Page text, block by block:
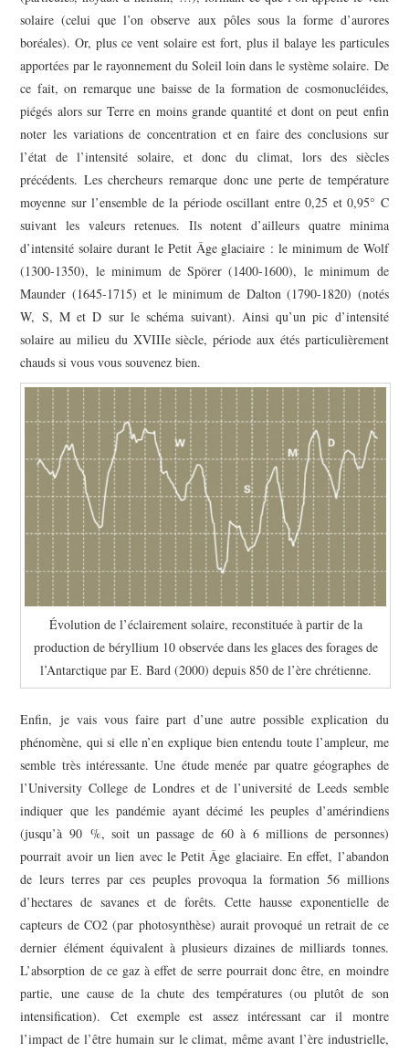
solaire (celui que l’on observe aux pôles sous la forme d’aurores
boréales). Or, plus ce vent solaire est fort, plus il balaye les particules
apportées par le rayonnement du Soleil loin dans le système solaire. De
ce fait, on remarque une baisse de la formation de cosmonucléides,
piégés alors sur Terre en moins grande quantité et dont on peut enfin
noter les variations de concentration et en faire des conclusions sur
l’état de l’intensité solaire, et donc du climat, lors des siècles
précédents. Les chercheurs remarque donc une perte de température
moyenne sur l’ensemble de la période oscillant entre 0,25 et 0,95° C
suivant les valeurs retenues. Ils notent d’ailleurs quatre minima
d’intensité solaire durant le Petit Âge glaciaire : le minimum de Wolf
(1300-1350), le minimum de Spörer (1400-1600), le minimum de
Maunder (1645-1715) et le minimum de Dalton (1790-1820) (notés
W, S, M et D sur le schéma suivant). Ainsi qu’unpic d’intensité
solaire au milieu du XVIIIesiècle, période aux étés particulièrement
chauds si vous vous souvenez bien.
Évolution de l’éclairement solaire, reconstituée à partir de la
production de béryllium 10 observée dans les glaces des forages de
l’Antarctique par E. Bard (2000) depuis 850 de l’ère chrétienne.
Enfin, je vais vous faire part d’une autre possible explication du
phénomène, qui si elle n’en explique bien entendu toute l’ampleur, me
semble très intéressante. Une étude menée par quatre géographes de
l’University College de Londres et de l’université de Leeds semble
indiquer que les pandémie ayant décimé les peuples d’amérindiens
(jusqu’à 90 %, soit un passage de 60 à 6 millions de personnes)
pourrait avoir un lien avec lePetit Âge glaciaire. En effet, l’abandon
de leurs terres par ces peuples provoqua la formation 56 millions
d’hectaresde savanes et de forêts. Cette hausse exponentielle de
capteurs de CO2 (par photosynthèse) aurait provoqué un retrait de ce
dernier élément équivalent à plusieurs dizaines de milliards tonnes.
L’absorption de ce gaz à effet de serre pourrait donc être, en moindre
partie, une cause de la chute des températures (ou plutôt de son
intensification). Cet exemple est assez intéressant car il montre
l’impact de l’être humain sur le climat, même avant l’ère industrielle,